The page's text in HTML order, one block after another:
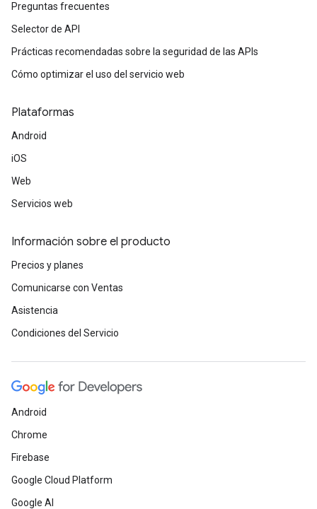
Preguntas frecuentes
Selector de API
Prácticas recomendadas sobre la seguridad de las APIs
Cómo optimizar el uso del servicio web
Plataformas
Android
iOS
Web
Servicios web
Información sobre el producto
Precios y planes
Comunicarse con Ventas
Asistencia
Condiciones del Servicio
Android
Chrome
Firebase
Google Cloud Platform
Google AI